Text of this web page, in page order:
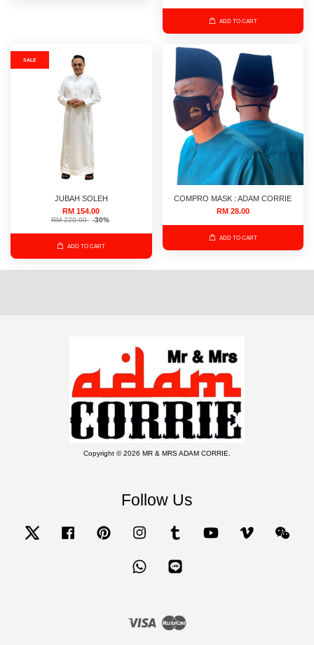
ADD TO CART
SALE
JUBAH SOLEH
RM 154.00
RM 220.00 -30%
ADD TO CART
COMPRO MASK : ADAM CORRIE
RM 28.00
ADD TO CART
Copyright © 2026 MR & MRS ADAM CORRIE.
Follow Us
Twitter Facebook Pinterest Instagram Tumblr YouTube Vimeo
Whatsapp
Visa